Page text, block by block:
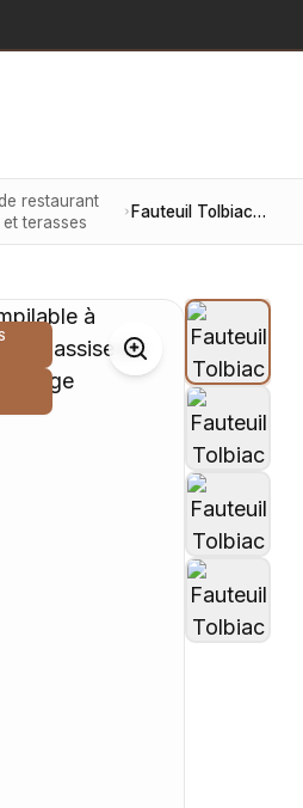
restaurant
terasses
Fauteuil Tolbiac empilable à structure en aluminium et assise en rotin, finition beige et rouge